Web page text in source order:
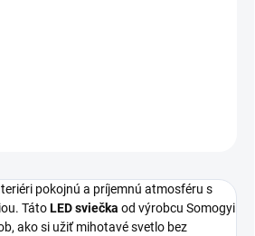
pokojnú a príjemnú atmosféru s
TátoLED sviečka od výrobcu Somogyi
ako si užiť mihotavé svetlo bez